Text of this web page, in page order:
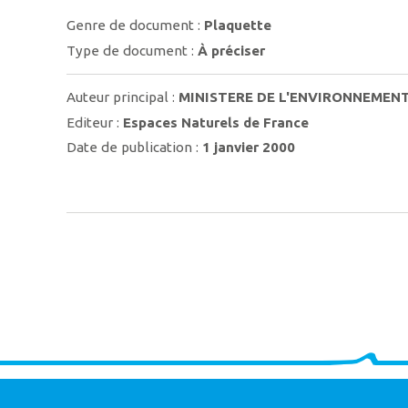
Genre de document : Plaquette
Type de document :À préciser
Auteur principal : MINISTERE DE
Editeur : Espaces Naturels de France
Date de publication : 1 janvier 2000